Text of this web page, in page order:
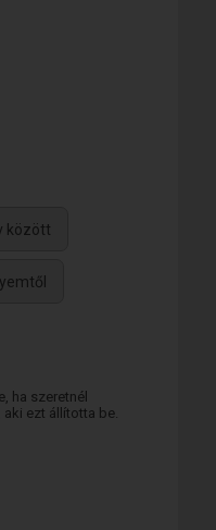
között
ha szeretnél
aki ezt állította be.